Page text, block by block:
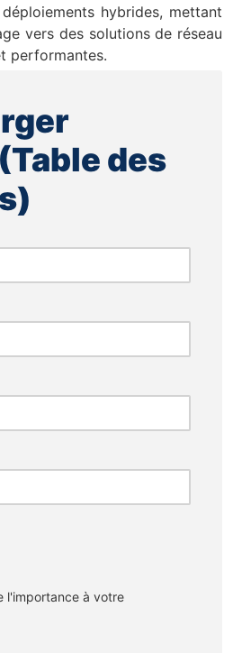
hybrides, mettant
vers des solutions de réseau
performantes.
des
l'importance à votre